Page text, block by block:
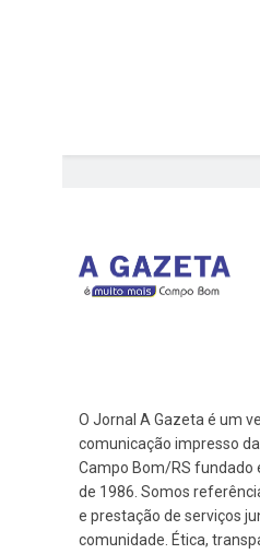
O Jornal A Gazeta é um
comunicação impresso
Campo Bom/RS fundado
de 1986. Somos
e prestação de serviços
comunidade. Ética,